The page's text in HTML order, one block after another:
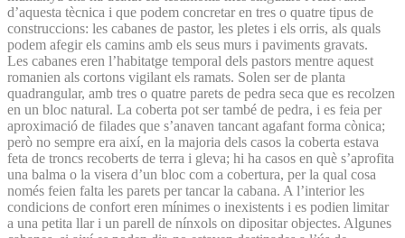
d’aquesta tècnica i que podem concretar en tres o quatre tipus de
construccions: les cabanes de pastor, les pletes i els orris, als quals
podem afegir els camins amb els seus murs i paviments gravats.
Les cabanes eren l’habitatge temporal dels pastors mentre aquest
romanien als cortons vigilant els ramats. Solen ser de planta
quadrangular, amb tres o quatre parets de pedra seca que es recolzen
en un bloc natural. La coberta pot ser també de pedra, i es feia per
aproximació de filades que s’anaven tancant agafant forma cònica;
però no sempre era així, en la majoria dels casos la coberta estava
feta de troncs recoberts de terra i gleva; hi ha casos en què s’aprofita
una balma o la visera d’un bloc com a cobertura, per la qual cosa
només feien falta les parets per tancar la cabana. A l’interior les
condicions de confort eren mínimes o inexistents i es podien limitar
a una petita llar i un parell de nínxols on dipositar objectes. Algunes